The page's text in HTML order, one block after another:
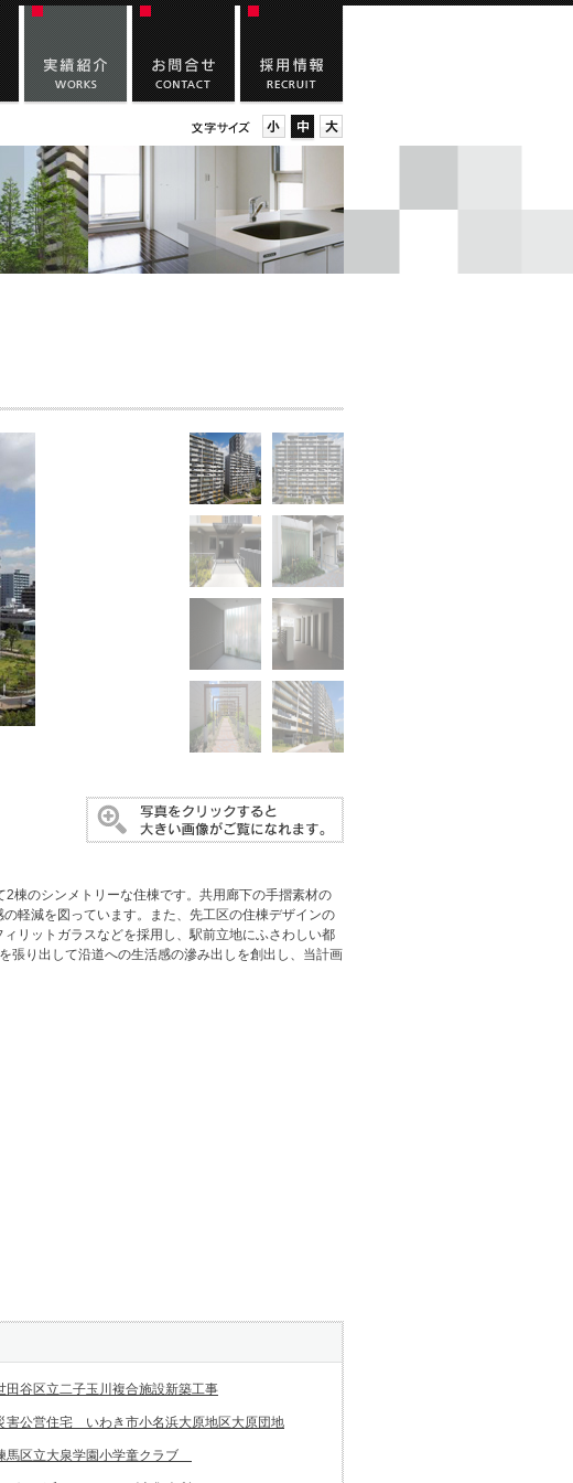
棟のシンメトリーな住棟です。共用廊下の手摺素材の
軽減を図っています。また、先工区の住棟デザインの
リットガラスなどを採用し、駅前立地にふさわしい都
張り出して沿道への生活感の滲み出しを創出し、当計画
田谷区立二子玉川複合施設新築工事
害公営住宅 いわき市小名浜大原地区大原団地
馬区立大泉学園小学童クラブ